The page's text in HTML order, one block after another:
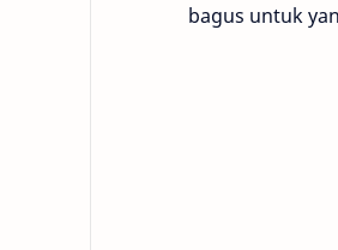
bagus untuk